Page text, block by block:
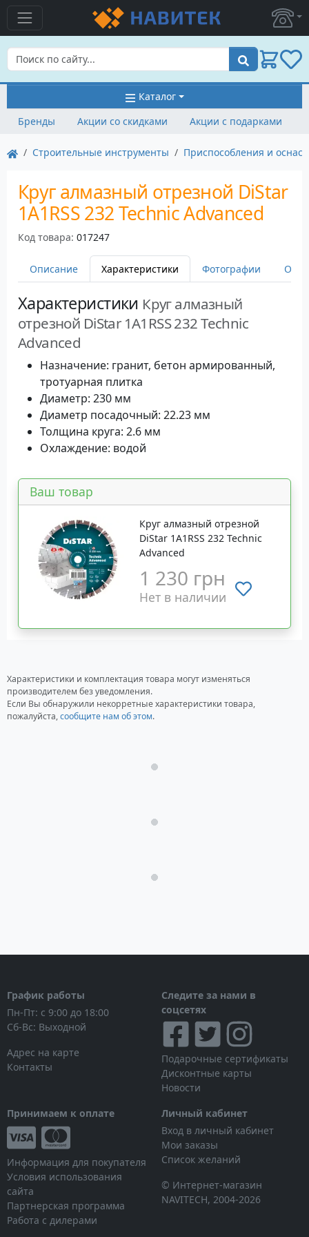
Поиск
Каталог
Бренды
Акции со скидками Акции с подарками
Строительные инструменты Приспособления и
Круг алмазный отрезной DiStar
1A1RSS 232 Technic Advanced
Код товара: 017247
Описание Характеристики Фотографии
Характеристики Круг алмазный
отрезной DiStar 1A1RSS 232 Technic
Advanced
Назначение: гранит, бетон армированный,
тротуарная плитка
Диаметр: 230 мм
Диаметр посадочный: 22.23 мм
Толщина круга: 2.6 мм
Охлаждение: водой
Ваш товар
Круг алмазный отрезной
DiStar 1A1RSS 232 Technic
Advanced
1 230 грн
Нет в наличии
Характеристики и комплектация товара могут изменяться
производителем без уведомления.
Если Вы обнаружили некорретные характеристики товара,
пожалуйста,сообщите нам об этом.
Загрузка...
Загрузка...
Загрузка...
График работы
Пн-Пт: с 9:00 до 18:00
Сб-Вс: Выходной
Адрес на карте
Контакты
Следите за нами в
соцсетях
Подарочные сертификаты
Дисконтные карты
Новости
Принимаем к оплате
Информация для покупателя
Условия использования
сайта
Партнерская программа
Работа с дилерами
Личный кабинет
Вход в личный кабинет
Мои заказы
Список желаний
© Интернет-магазин
NAVITECH, 2004-2026